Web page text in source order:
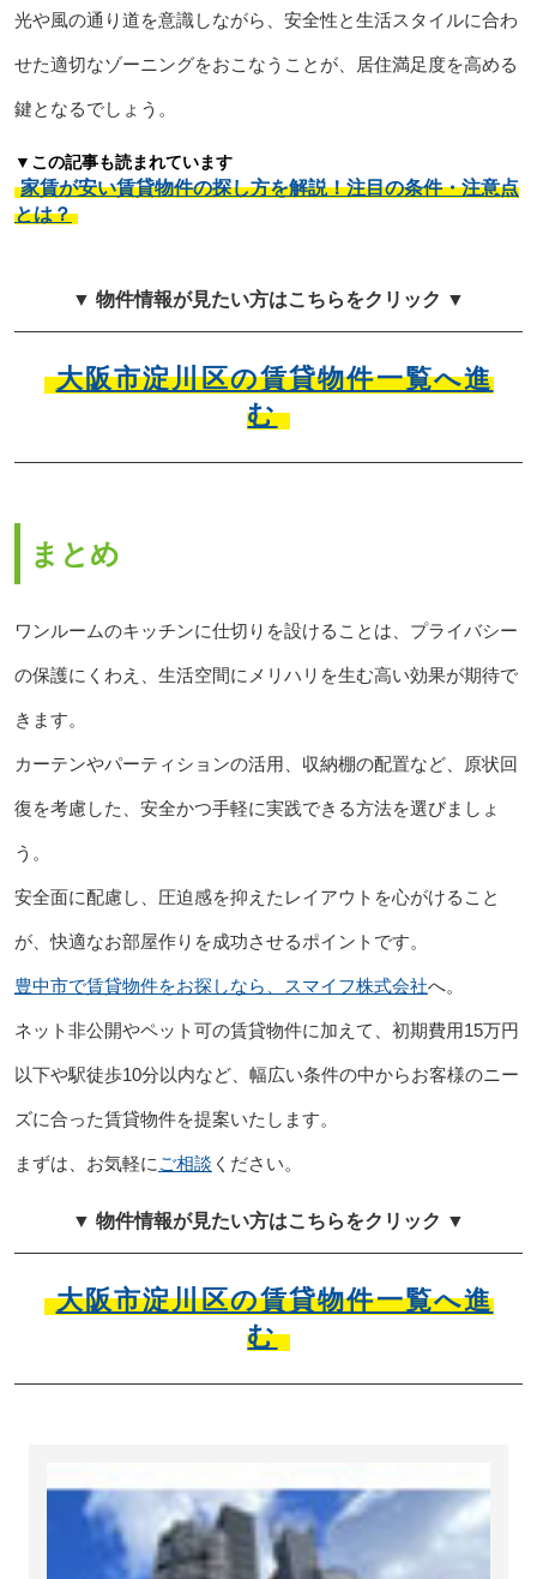
光や風の通り道を意識しながら、安全性と生活スタイルに合わ
せた適切なゾーニングをおこなうことが、居住満足度を高める
鍵となるでしょう。
▼この記事も読まれています
家賃が安い賃貸物件の探し方を解説！注目の条件・注意点
とは？
▼ 物件情報が見たい方はこちらをクリック ▼
大阪市淀川区の賃貸物件一覧へ進
む
まとめ
ワンルームのキッチンに仕切りを設けることは、プライバシー
の保護にくわえ、生活空間にメリハリを生む高い効果が期待で
きます。
カーテンやパーティションの活用、収納棚の配置など、原状回
復を考慮した、安全かつ手軽に実践できる方法を選びましょ
う。
安全面に配慮し、圧迫感を抑えたレイアウトを心がけること
が、快適なお部屋作りを成功させるポイントです。
豊中市で賃貸物件をお探しなら、スマイフ株式会社へ。
ネット非公開やペット可の賃貸物件に加えて、初期費用15万円
以下や駅徒歩10分以内など、幅広い条件の中からお客様のニー
ズに合った賃貸物件を提案いたします。
まずは、お気軽に ご相談 ください。
▼ 物件情報が見たい方はこちらをクリック ▼
大阪市淀川区の賃貸物件一覧へ進
む